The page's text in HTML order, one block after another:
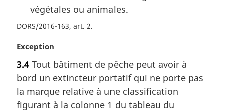
végétales ou animales.
DORS/2016-163, art. 2
N
t
e
m
a
Exception
3.4 Tout bâtiment de pêche peut avoir à
bord un extincteur portatif qui ne porte pas
la marque relative à une classification
figurant à la colonne 1 du tableau du